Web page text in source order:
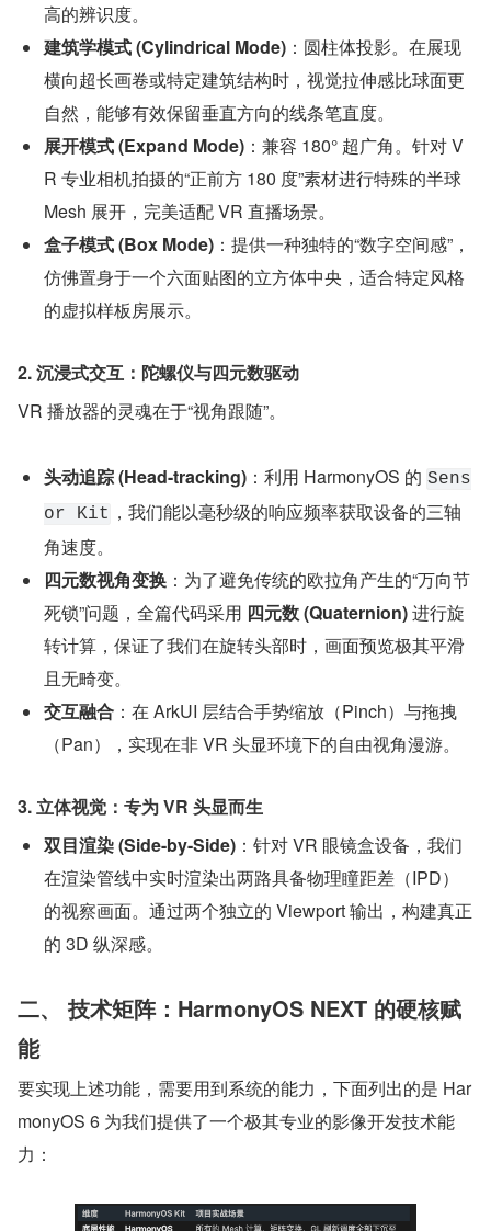
高的辨识度。
建筑学模式 (Cylindrical Mode) ：圆柱体投影。在展现
横向超长画卷或特定建筑结构时，视觉拉伸感比球面更
自然，能够有效保留垂直方向的线条笔直度。
展开模式 (Expand Mode) ：兼容 180° 超广角。针对 V
R 专业相机拍摄的“正前方 180 度”素材进行特殊的半球
Mesh 展开，完美适配 VR 直播场景。
盒子模式 (Box Mode) ：提供一种独特的“数字空间感”，
仿佛置身于一个六面贴图的立方体中央，适合特定风格
的虚拟样板房展示。
2. 沉浸式交互：陀螺仪与四元数驱动
VR 播放器的灵魂在于“视角跟随”。
头动追踪 (Head-tracking) ：利用 HarmonyOS 的 Sens
or Kit ，我们能以毫秒级的响应频率获取设备的三轴
角速度。
四元数视角变换 ：为了避免传统的欧拉角产生的“万向节
死锁”问题，全篇代码采用 四元数 (Quaternion) 进行旋
转计算，保证了我们在旋转头部时，画面预览极其平滑
且无畸变。
交互融合 ：在 ArkUI 层结合手势缩放（Pinch）与拖拽
（Pan），实现在非 VR 头显环境下的自由视角漫游。
3. 立体视觉：专为 VR 头显而生
双目渲染 (Side-by-Side) ：针对 VR 眼镜盒设备，我们
在渲染管线中实时渲染出两路具备物理瞳距差（IPD）
的视察画面。通过两个独立的 Viewport 输出，构建真正
的 3D 纵深感。
二、 技术矩阵：HarmonyOS NEXT 的硬核赋
能
要实现上述功能，需要用到系统的能力，下面列出的是 Har
monyOS 6 为我们提供了一个极其专业的影像开发技术能
力：